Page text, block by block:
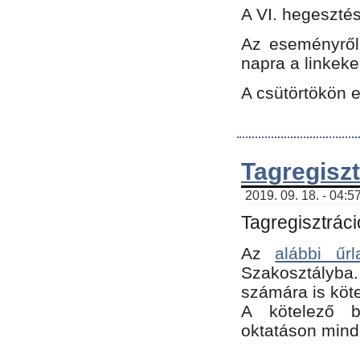
A VI.
Az
napra a
A csütörtökön
2019. 09. 18. -
Az alábbi
számára is
​A kötelező
oktatáson